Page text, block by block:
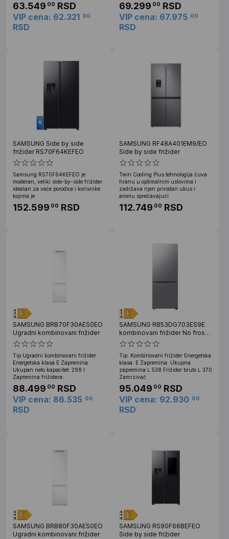
63.549 00 RSD
VIP cena: 62.321 00
RSD
69.299 00 RSD
VIP cena: 67.975 00
RSD
SAMSUNG Side by side
frižider RS70F64KEFEO
Samsung RS70F64KEFEO je
moderan, veliki side-by-side frižider
idealan za veće porodice i korisnike
kojima je
152.599 00 RSD
SAMSUNG RF48A401EM9/EO
Side by side frižider
Twin Cooling Plus tehnologija čuva
hranu u optimalnim uslovima i
zadržava njen prirodan ukus i
aromu sprečavajući
112.749 00 RSD
SAMSUNG BRB70F30AES0EO
Ugradni kombinovani frižider
Tip Ugradni kombinovani frižider
Energetska klasa E Zapremina
Ukupan neto kapacitet: 298 l
Zapremina frižidera:
88.499 00 RSD
VIP cena: 86.535 00
RSD
SAMSUNG RB53DG703ES9E
kombinovani frižider No frost
538l inox
Tip: Kombinovani frižider Energetska
klasa: E Zapremina: Ukupna
zapremina L 538 Frižider bruto L 370
Zamrzivač
95.049 00 RSD
VIP cena: 92.930 00
RSD
SAMSUNG BRB80F30AES0EO
Ugradni kombinovani frižider
SAMSUNG RS90F66BEFEO
Side by side frižider